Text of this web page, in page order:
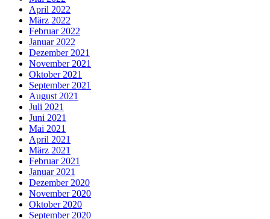
April 2022
März 2022
Februar 2022
Januar 2022
Dezember 2021
November 2021
Oktober 2021
September 2021
August 2021
Juli 2021
Juni 2021
Mai 2021
April 2021
März 2021
Februar 2021
Januar 2021
Dezember 2020
November 2020
Oktober 2020
September 2020